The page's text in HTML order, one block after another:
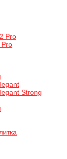
Pro
Pro
Strong